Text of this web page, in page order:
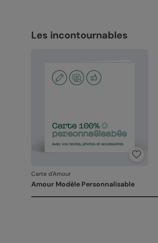
Les incontournables
Carte d'Amour
Amour Modèle Personnalisable